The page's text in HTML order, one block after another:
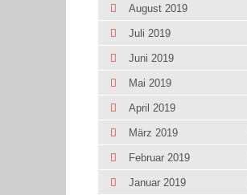
August 2019
Juli 2019
Juni 2019
Mai 2019
April 2019
März 2019
Februar 2019
Januar 2019